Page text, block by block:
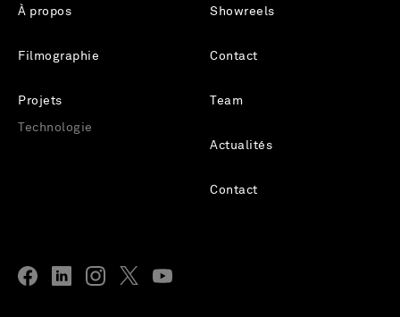
À propos
Filmographie
Projets
Technologie
Showreels
Contact
Team
Actualités
Contact